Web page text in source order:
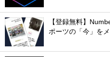
【登録無料】
ポーツの「今」を